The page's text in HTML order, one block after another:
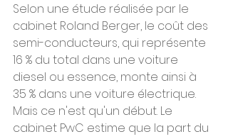
Selon une étude réalisée par le
cabinet Roland Berger, le coût des
semi-conducteurs, qui représente
16 % du total dans une voiture
diesel ou essence, monte ainsi à
35 % dans une voiture électrique.
Mais ce n'est qu'un début. Le
cabinet PwC estime que la part du